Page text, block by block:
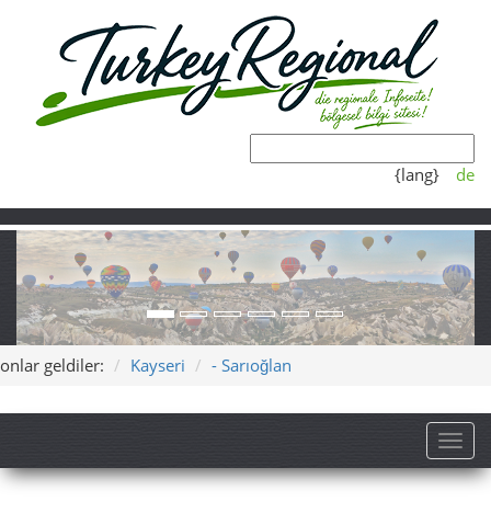
{lang} de
onlar geldiler: Kayseri - Sarıoğlan